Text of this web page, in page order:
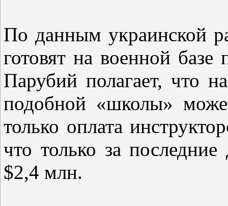
По данным украинской
готовят на военной
Парубий полагает, что
подобной «школы»
только оплата
что только за
$2,4 млн.